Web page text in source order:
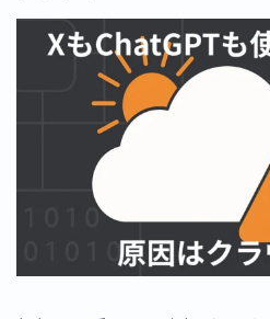
アクセス
お問い合わせ
デモプリセット記事 Part07
トップページ
プライバシーポリシー
プロフィール
メニュー
利用規約／特定商取引法に基づ
有料記事の決済完了ページ